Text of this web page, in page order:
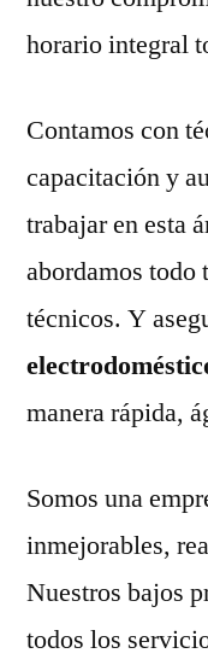
horario integral
Contamos con
capacitación y
trabajar en esta
abordamos todo
técnicos. Y
manera rápida,
Somos una
inmejorables,
Nuestros bajos
todos los